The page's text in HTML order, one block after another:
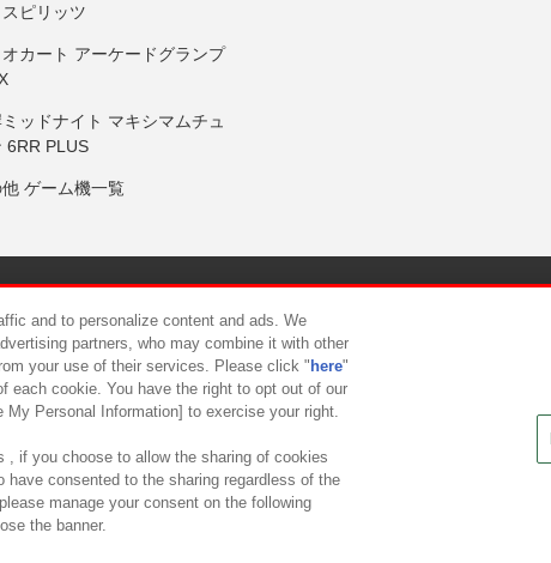
ピリッツ
カート アーケードグランプ
ッドナイト マキシマムチュ
6RR PLUS
ゲーム機一覧
について カスタマーハラスメント対応方針
and to personalize content and ads. We
partners, who may combine it with other
your use of their services. Please click " here"
each cookie. You have the right to opt out of our
Personal Information] to exercise your right.
, if you choose to allow the sharing of cookies
have consented to the sharing regardless of the
manage your consent on the following
the banner.